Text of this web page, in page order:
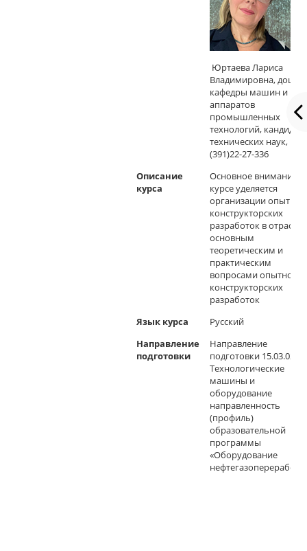
Юртаева Лариса
Владимировна, доцент
кафедры машин и
аппаратов
промышленных
технологий, кандидат
технических наук, р.т.
(391)22-27-336
Описание
курса
Основное внимание в
курсе уделяется
организации опытно-
конструкторских
разработок в отрасли,
основным
теоретическим и
практическим
вопросами опытно-
конструкторских
разработок
Язык курса
Русский
Направление
подготовки
Направление
подготовки 15.03.02
Технологические
машины и
оборудование
направленность
(профиль)
образовательной
программы
«Оборудование